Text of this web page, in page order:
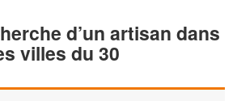
d’un artisan dans
villes du 30